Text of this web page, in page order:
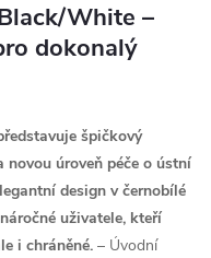
White –
dokonalý
špičkový
úroveň péče o ústní
design v černobílé
uživatele, kteří
i chráněné. – Úvodní